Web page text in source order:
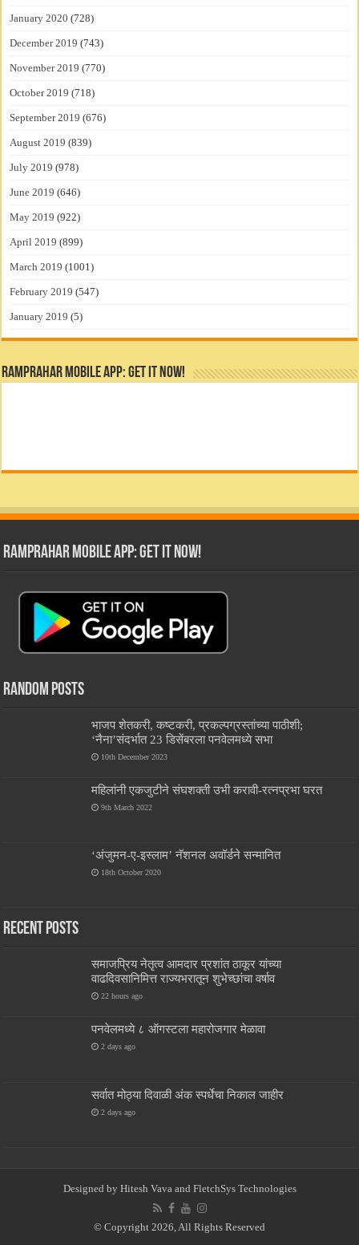
January 2020 (728)
December 2019 (743)
November 2019 (770)
October 2019 (718)
September 2019 (676)
August 2019 (839)
July 2019 (978)
June 2019 (646)
May 2019 (922)
April 2019 (899)
March 2019 (1001)
February 2019 (547)
January 2019 (5)
RamPrahar Mobile App: Get it Now!
RamPrahar Mobile App: Get it Now!
Random Posts
भाजप शेतकरी, कष्टकरी, प्रकल्पग्रस्तांच्या पाठीशी;
‘नैना’संदर्भात 23 डिसेंबरला पनवेलमध्ये सभा
10th December 2023
महिलांनी एकजुटीने संघशक्ती उभी करावी-रत्नप्रभा घरत
9th March 2022
‘अंजुमन-ए-इस्लाम’ नॅशनल अवॉर्डने सन्मानित
18th October 2020
Recent Posts
समाजप्रिय नेतृत्व आमदार प्रशांत ठाकूर यांच्या
वाढदिवसानिमित्त राज्यभरातून शुभेच्छांचा वर्षाव
22 hours ago
पनवेलमध्ये ८ ऑगस्टला महारोजगार मेळावा
2 days ago
सर्वात मोठ्या दिवाळी अंक स्पर्धेचा निकाल जाहीर
2 days ago
Designed by Hitesh Vava and FletchSys Technologies
© Copyright 2026, All Rights Reserved